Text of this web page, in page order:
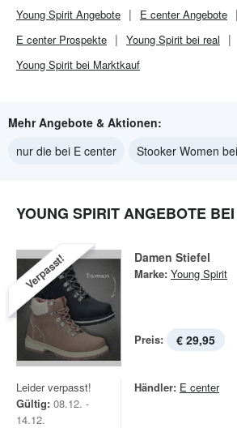
Young Spirit Angebote E centerAngebote
E centerProspekte
Young Spirit bei real
Young Spirit bei Marktkauf
Mehr Angebote & Aktionen:
nur die bei E center
Stooker Women
YOUNG SPIRIT ANGEBOTE
Verpasst! Damen Stiefel
Marke: Young Spirit
Preis: € 29,95
Leider verpasst!
Gültig: 08.12. -
14.12.
Händler: E center